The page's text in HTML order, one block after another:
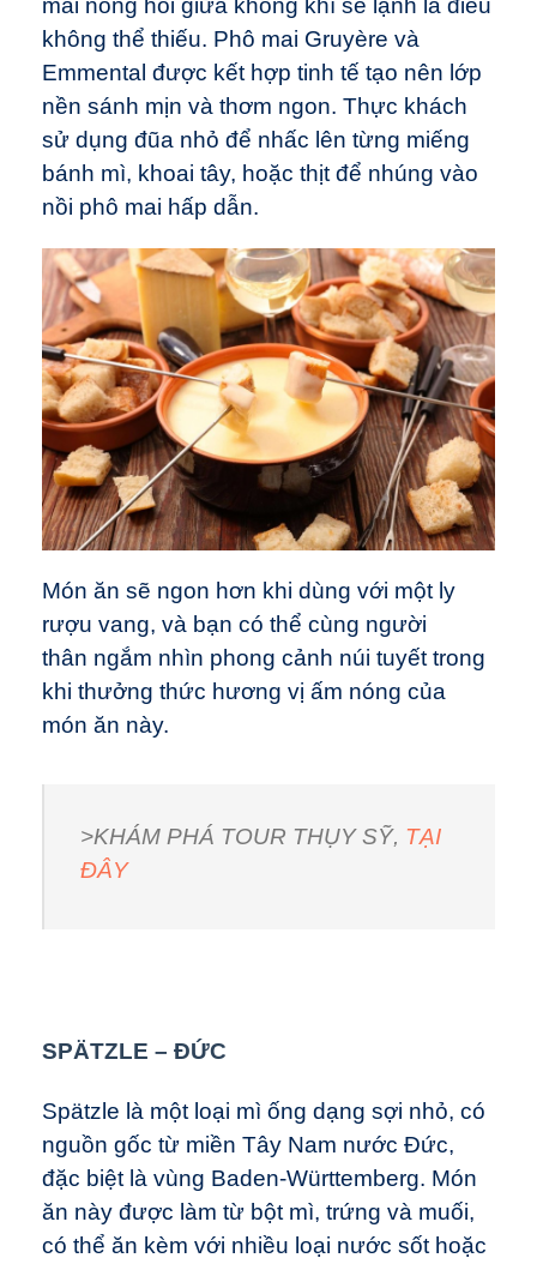
mai nóng hổi giữa không khí se lạnh là điều
không thể thiếu. Phô mai Gruyère và
Emmental được kết hợp tinh tế tạo nên lớp
nền sánh mịn và thơm ngon. Thực khách
sử dụng đũa nhỏ để nhấc lên từng miếng
bánh mì, khoai tây, hoặc thịt để nhúng vào
nồi phô mai hấp dẫn.
Món ăn sẽ ngon hơn khi dùng với một ly
rượu vang, và bạn có thể cùng người
thân ngắm nhìn phong cảnh núi tuyết trong
khi thưởng thức hương vị ấm nóng của
món ăn này.
>KHÁM PHÁ TOUR THỤY SỸ, TẠI
ĐÂY
SPÄTZLE – ĐỨC
Spätzle là một loại mì ống dạng sợi nhỏ, có
nguồn gốc từ miền Tây Nam nước Đức,
đặc biệt là vùng Baden-Württemberg. Món
ăn này được làm từ bột mì, trứng và muối,
có thể ăn kèm với nhiều loại nước sốt hoặc